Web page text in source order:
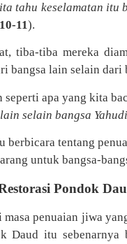
tahu keselamatan
11).
tiba-tiba mereka
bangsa lain selain dari
apa yang kita
selain bangsa
berbicara tentang
untuk bangsa-
Pondok
penuaian jiwa
Daud itu